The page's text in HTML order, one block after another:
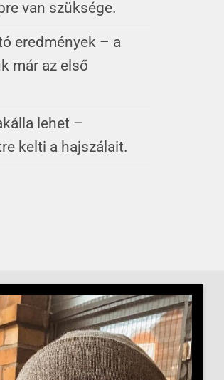
van szüksége.
eredmények – a
már az első
lehet –
kelti a hajszálait.